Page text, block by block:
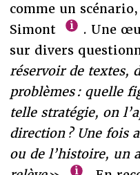
comme un
Simont
. Une
sur divers
réservoir de textes,
problèmes : quelle
telle stratégie, on
direction ? Une fois
ou de l’histoire, un